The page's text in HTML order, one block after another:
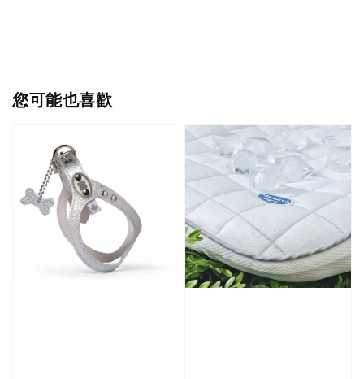
您可能也喜歡